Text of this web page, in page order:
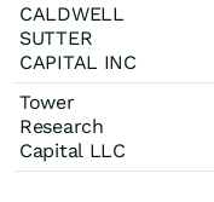
CALDWELL
SUTTER
CAPITAL INC
Tower
Research
Capital LLC